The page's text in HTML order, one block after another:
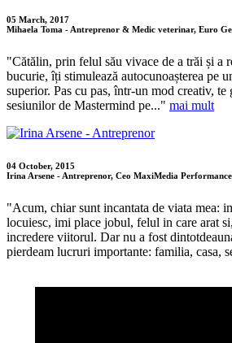
05 March, 2017
Mihaela Toma - Antreprenor & Medic veterinar, Euro
"Cătălin, prin felul său vivace de a trăi și a
bucurie, îți stimulează autocunoașterea pe
superior. Pas cu pas, într-un mod creativ, te
sesiunilor de Mastermind pe..." mai mult
04 October, 2015
Irina Arsene - Antreprenor, Ceo MaxiMedia
"Acum, chiar sunt incantata de viata mea:
locuiesc, imi place jobul, felul in care arat
incredere viitorul. Dar nu a fost
pierdeam lucruri importante: familia, casa,